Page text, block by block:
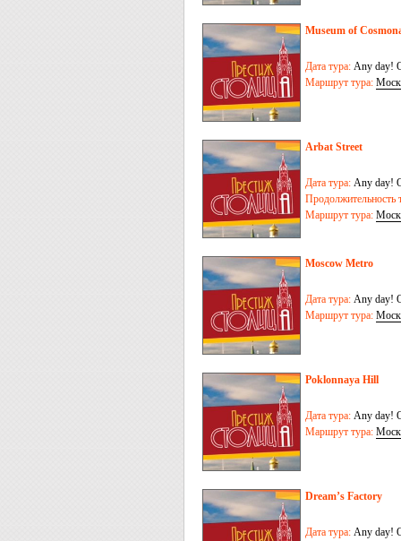
Museum of
Дата тура: Any day!
Маршрут тура:
Arbat Street
Дата тура: Any day!
Продолжительность
Маршрут тура:
Moscow Metro
Дата тура: Any day!
Маршрут тура:
Poklonnaya Hill
Дата тура: Any day!
Маршрут тура:
Dream’s Factory
Дата тура: Any day!